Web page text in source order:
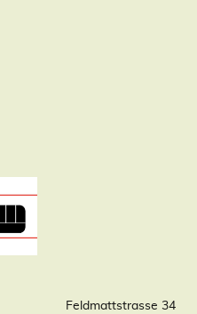
Feldmattstrasse 34